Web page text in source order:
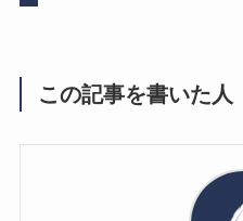
この記事を書いた人